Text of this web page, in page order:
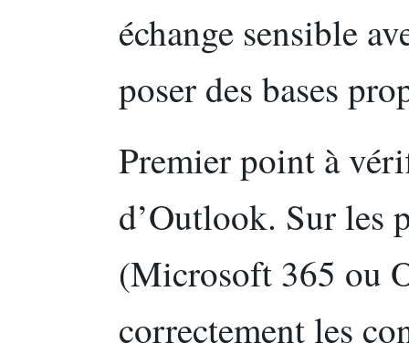
échange sensible
poser des bases
Premier point à
d’Outlook. Sur les
(Microsoft 365 ou
correctement les